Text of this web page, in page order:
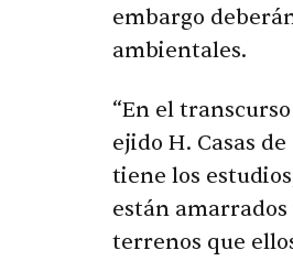
embargo
ambientales.
“En el
ejido H. Casas
tiene los
están amarrados
terrenos que